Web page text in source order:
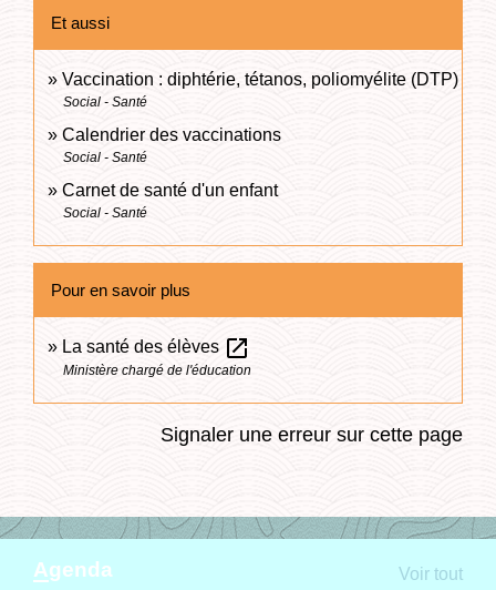
Et aussi
Vaccination : diphtérie, tétanos, poliomyélite (DTP)
Social - Santé
Calendrier des vaccinations
Social - Santé
Carnet de santé d'un enfant
Social - Santé
Pour en savoir plus
La santé des élèves open_in_new
Ministère chargé de l'éducation
Signaler une erreur sur cette page
Agenda Voir tout